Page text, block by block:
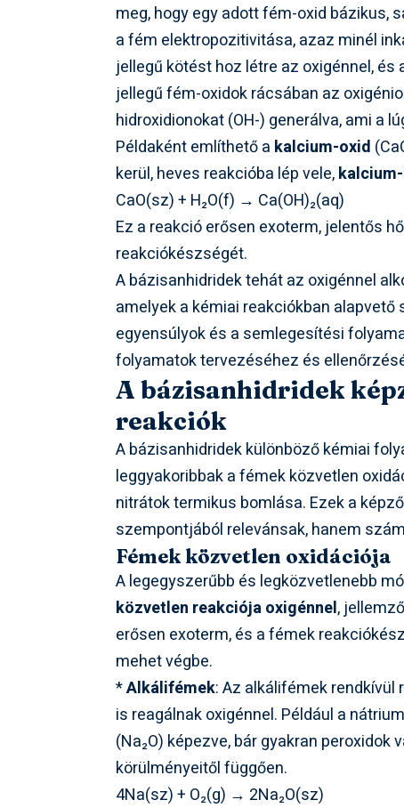
meg, hogy egy adott fém-oxid bázikus,
a fém elektropozitivitása, azaz minél
jellegű kötést hoz létre az oxigénnel,
jellegű fém-oxidok rácsában az
hidroxidionokat (OH-) generálva, ami a
Példaként említhető a kalcium-oxid
kerül, heves reakcióba lép vele,
CaO(sz) + H₂O(f) → Ca(OH)₂(aq)
Ez a reakció erősen exoterm, jelentős
reakciókészségét.
A bázisanhidridek tehát az oxigénnel
amelyek a kémiai reakciókban
egyensúlyok és a semlegesítési
folyamatok tervezéséhez és
A bázisanhidridek
reakciók
A bázisanhidridek különböző kémiai
leggyakoribbak a fémek közvetlen
nitrátok termikus bomlása. Ezek a
szempontjából relevánsak, hanem
Fémek közvetlen oxidációja
A legegyszerűbb és legközvetlenebb
közvetlen reakciója oxigénnel,
erősen exoterm, és a fémek
mehet végbe.
*Alkálifémek: Az alkálifémek
is reagálnak oxigénnel. Például a
(Na₂O) képezve, bár gyakran
körülményeitől függően.
4Na(sz) + O₂(g) → 2Na₂O(sz)